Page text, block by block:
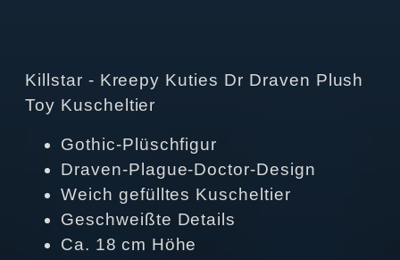
Killstar - Kreepy Kuties Dr Draven Plush
Toy Kuscheltier
Gothic‑Plüschfigur
Draven‑Plague‑Doctor‑Design
Weich gefülltes Kuscheltier
Geschweißte Details
Ca. 18 cm Höhe